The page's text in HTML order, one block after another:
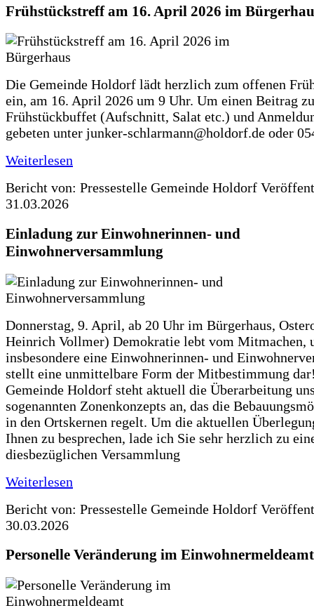
Frühstückstreff am 16. April 2026 im
Die Gemeinde Holdorf lädt herzlich zum offenen
ein, am 16. April 2026 um 9 Uhr. Um einen Beitrag
Frühstückbuffet (Aufschnitt, Salat etc.) und
gebeten unter junker-schlarmann@holdorf.de oder
Weiterlesen
Bericht von: Pressestelle Gemeinde Holdorf
31.03.2026
Einladung zur Einwohnerinnen- und
Einwohnerversammlung
Donnerstag, 9. April, ab 20 Uhr im Bürgerhaus,
Heinrich Vollmer) Demokratie lebt vom Mitmachen,
insbesondere eine Einwohnerinnen- und
stellt eine unmittelbare Form der Mitbestimmung
Gemeinde Holdorf steht aktuell die Überarbeitung
sogenannten Zonenkonzepts an, das die
in den Ortskernen regelt. Um die aktuellen
Ihnen zu besprechen, lade ich Sie sehr herzlich zu
diesbezüglichen Versammlung
Weiterlesen
Bericht von: Pressestelle Gemeinde Holdorf
30.03.2026
Personelle Veränderung im Einwohnermeldeamt